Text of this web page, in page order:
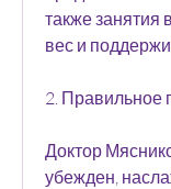
также занятия
вес и
2. Правильное
Доктор
убежден,